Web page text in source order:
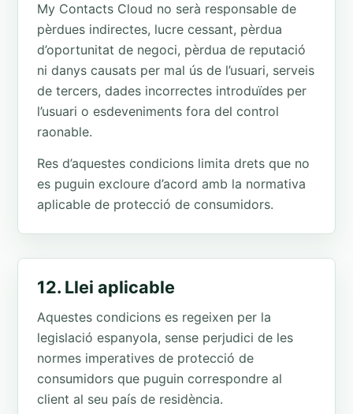
My Contacts Cloud no serà responsable de
pèrdues indirectes, lucre cessant, pèrdua
d’oportunitat de negoci, pèrdua de reputació
ni danys causats per mal ús de l’usuari, serveis
de tercers, dades incorrectes introduïdes per
l’usuari o esdeveniments fora del control
raonable.
Res d’aquestes condicions limita drets que no
es puguin excloure d’acord amb la normativa
aplicable de protecció de consumidors.
12. Llei aplicable
Aquestes condicions es regeixen per la
legislació espanyola, sense perjudici de les
normes imperatives de protecció de
consumidors que puguin correspondre al
client al seu país de residència.